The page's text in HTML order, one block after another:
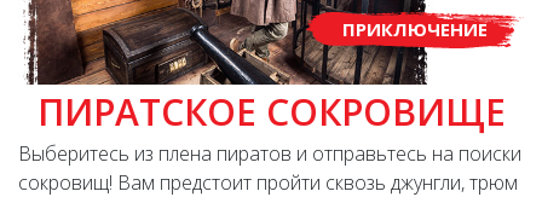
ПРИКЛЮЧЕНИЕ
ПИРАТСКОЕ СОКРОВИЩЕ
Выберитесь из плена пиратов и отправьтесь на поиски
сокровищ! Вам предстоит пройти сквозь джунгли, трюм